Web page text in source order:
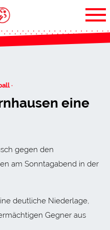
·
eine
gegen den
am Sonntagabend in der
deutliche Niederlage,
Gegner aus